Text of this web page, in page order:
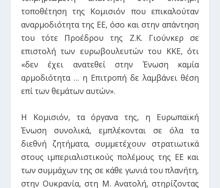
τοποθέτηση της Κομισιόν που επικαλούταν
αναρμοδιότητα της ΕΕ, όσο και στην απάντηση
του τότε Προέδρου της Ζ.Κ. Γιούνκερ σε
επιστολή των ευρωβουλευτών του ΚΚΕ, ότι
«δεν έχει ανατεθεί στην Ένωση καμία
αρμοδιότητα … η Επιτροπή δε λαμβάνει θέση
επί των θεμάτων αυτών».
Η Κομισιόν, τα όργανα της, η Ευρωπαϊκή
Ένωση συνολικά, εμπλέκονται σε όλα τα
διεθνή ζητήματα, συμμετέχουν στρατιωτικά
στους ιμπεριαλιστικούς πολέμους της ΕΕ και
των συμμάχων της σε κάθε γωνιά του πλανήτη,
στην Ουκρανία, στη Μ. Ανατολή, στηρίζοντας